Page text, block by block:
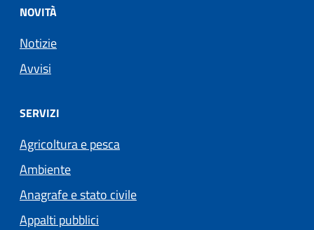
NOVITÀ
Notizie
Avvisi
SERVIZI
Agricoltura e pesca
Ambiente
Anagrafe e stato civile
Appalti pubblici